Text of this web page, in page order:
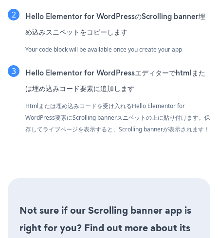
Hello Elementor for WordPressのScrolling banner埋
め込みスニペットをコピーします
Your code block will be available once you create your app
Hello Elementor for WordPressエディターでhtmlまた
は埋め込みコード要素に追加します
Htmlまたは埋め込みコードを受け入れるHello Elementor for
WordPress要素にScrolling bannerスニペットの上に貼り付けます。保
存してライブページを表示すると、Scrolling bannerが表示されます！
Not sure if our Scrolling banner app is
right for you? Find out more about its